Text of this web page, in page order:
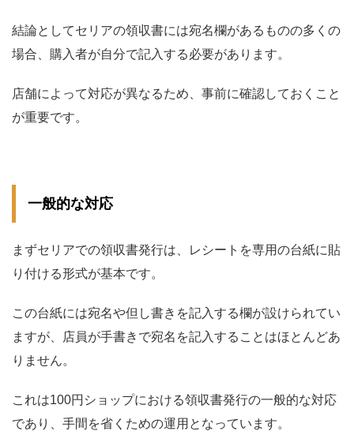
結論としてセリアの領収書には宛名欄があるものの多くの
場合、購入者が自分で記入する必要があります。
店舗によって対応が異なるため、事前に確認しておくこと
が重要です。
一般的な対応
まずセリアでの領収書発行は、レシートを専用の台紙に貼
り付ける形式が基本です。
この台紙には宛名や但し書きを記入する欄が設けられてい
ますが、店員が手書きで宛名を記入することはほとんどあ
りません。
これは100円ショップにおける領収書発行の一般的な対応
であり、手間を省くための運用となっています。